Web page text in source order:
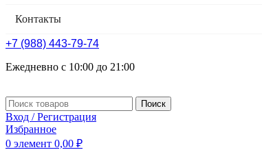
Контакты
+7 (988) 443-79-74
Ежедневно с 10:00 до 21:00
Поиск
Вход / Регистрация
Избранное
0 элемент 0,00 ₽